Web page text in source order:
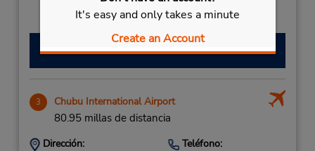
It's easy and only takes a minute
Create an Account
estacionamiento.
Hacer una reservación
3 Chubu International Airport
80.95 millas de distancia
Dirección:
Teléfono: